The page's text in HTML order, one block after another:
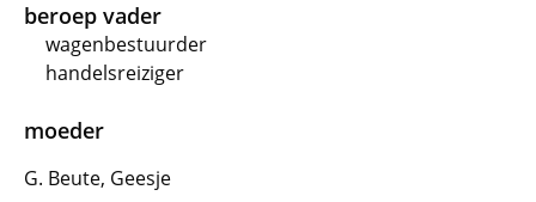
beroep vader
wagenbestuurder
handelsreiziger
moeder
G. Beute, Geesje